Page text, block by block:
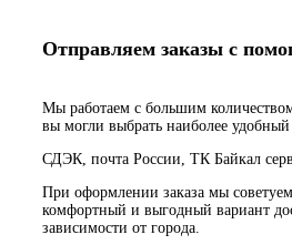
Отправляем заказы с
Мы работаем с большим
вы могли выбрать наиболее удобный
СДЭК, почта России, ТК Байкал
При оформлении заказа мы
комфортный и выгодный вариант
зависимости от города.